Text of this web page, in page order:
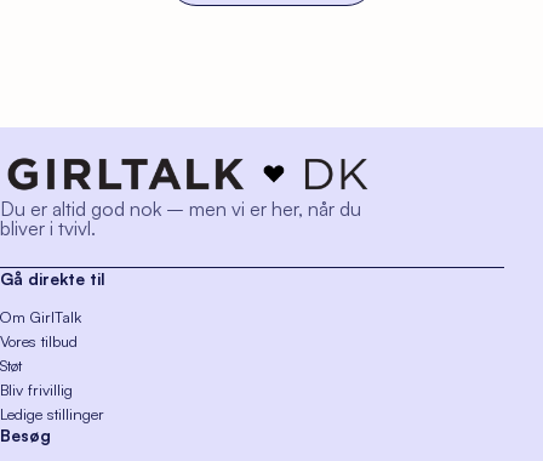
Du er altid god nok – men vi er her, når du
bliver i tvivl.
Gå direkte til
Om GirlTalk
Vores tilbud
Støt
Bliv frivillig
Ledige stillinger
Besøg